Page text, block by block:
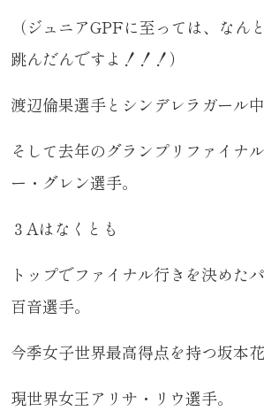
（ジュニアGPFに至っては、なん
跳んだんですよ！！！）
渡辺倫果選手とシンデレラガール中
そして去年のグランプリファイナ
ー・グレン選手。
３Aはなくとも
トップでファイナル行きを決めた
百音選手。
今季女子世界最高得点を持つ坂本花
現世界女王アリサ・リウ選手。